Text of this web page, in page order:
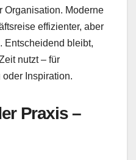
Organisation. Moderne
effizienter, aber
Entscheidend bleibt,
nutzt – für
Inspiration.
Praxis –